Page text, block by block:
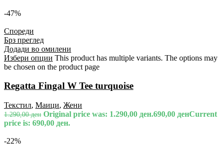
-47%
Спореди
Брз преглед
Додади во омилени
Избери опции This product has multiple variants. The options may
be chosen on the product page
Regatta Fingal W Tee turquoise
Текстил, Маици, Жени
1.290,00ден Original price was: 1.290,00 ден.690,00 денCurrent
price is: 690,00 ден.
-22%